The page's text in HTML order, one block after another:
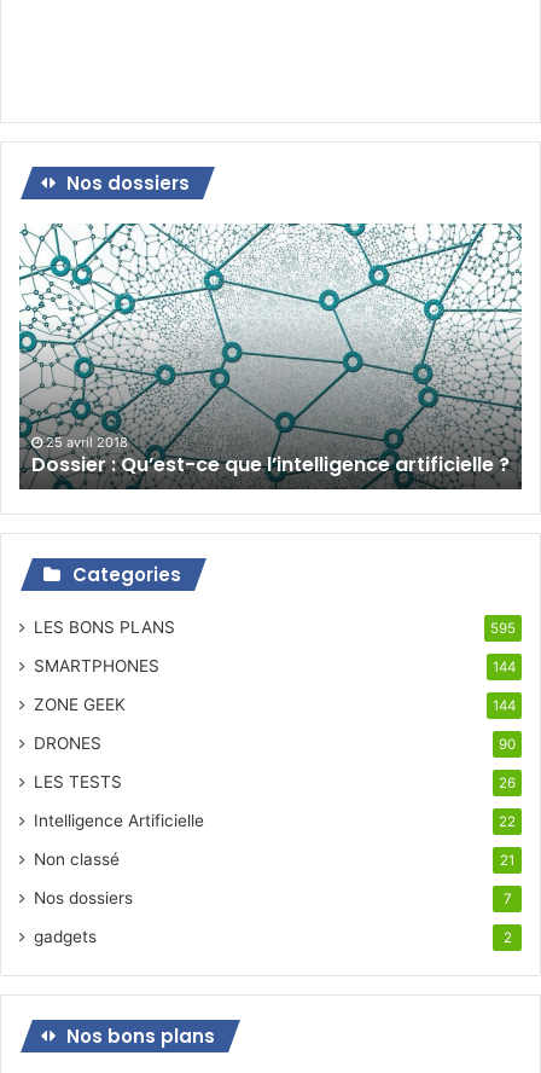
Nos dossiers
Dossier
:
Qu’est-
ce
que
l’intelligence
artificielle
?
25 avril 2018
Dossier : Qu’est-ce que l’intelligence artificielle ?
Categories
LES BONS PLANS 595
SMARTPHONES 144
ZONE GEEK 144
DRONES 90
LES TESTS 26
Intelligence Artificielle 22
Non classé 21
Nos dossiers 7
gadgets 2
Nos bons plans